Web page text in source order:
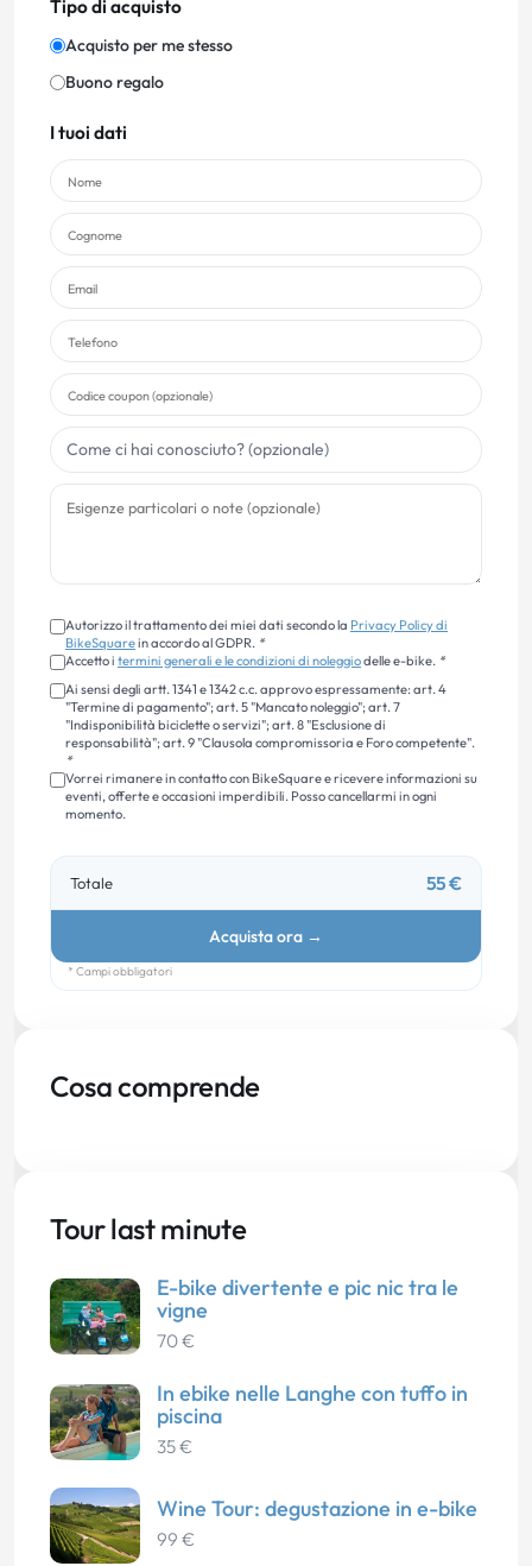
Tipo di acquisto
Acquisto per me stesso
Buono regalo
I tuoi dati
Autorizzo il trattamento dei miei dati secondo la Privacy Policy di
BikeSquarein accordo al GDPR. *
Accetto i termini generali e le condizioni di noleggiodelle e-bike. *
Ai sensi degli artt. 1341 e 1342 c.c. approvo espressamente: art. 4
"Termine di pagamento"; art. 5 "Mancato noleggio"; art. 7
"Indisponibilità biciclette o servizi"; art. 8 "Esclusione di
responsabilità"; art. 9 "Clausola compromissoria e Foro competente".
*
Vorrei rimanere in contatto con BikeSquare e ricevere informazioni su
eventi, offerte e occasioni imperdibili. Posso cancellarmi in ogni
momento.
Totale 55 €
Acquista ora →
* Campi obbligatori
Cosa comprende
Tour last minute
E-bike divertente e pic nic tra le
vigne
70 €
In ebike nelle Langhe con tuffo in
piscina
35 €
Wine Tour: degustazione in e-bike
99 €